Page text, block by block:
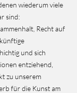
wiederum viele
sind:
Recht auf
und sich
entziehend,
zu unserem
für die Kunst am